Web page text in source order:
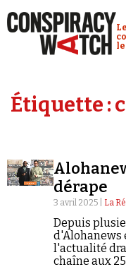
Étiquette :
dérape
3 avril 2025 | La
Depuis
d'Alohanews
l'actualité
chaîne aux